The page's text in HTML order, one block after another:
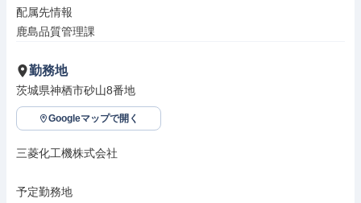
配属先情報
鹿島品質管理課
勤務地
茨城県神栖市砂山8番地
Googleマップで開く
三菱化工機株式会社
予定勤務地